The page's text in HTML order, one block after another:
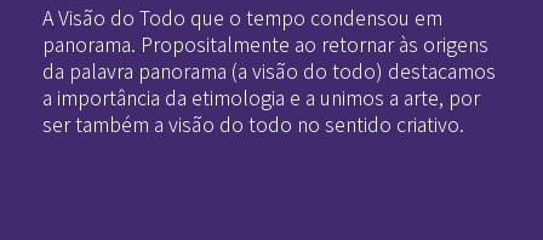
A Visão do Todo que o tempo condensou em
panorama. Propositalmente ao retornar às origens
da palavra panorama (a visão do todo) destacamos
a importância da etimologia e a unimos a arte, por
ser também a visão do todo no sentido criativo.